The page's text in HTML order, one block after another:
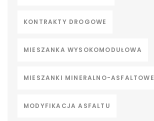
KONTRAKTY DROGOWE
MIESZANKA WYSOKOMODUŁOWA
MIESZANKI MINERALNO-ASFALTOWE
MODYFIKACJA ASFALTU